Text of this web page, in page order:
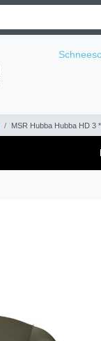
MSR Hubba Hubba HD 3